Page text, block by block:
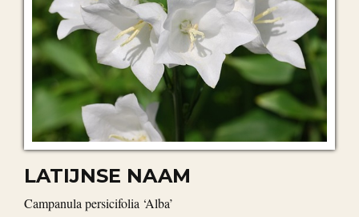
LATIJNSE NAAM
Campanula persicifolia ‘Alba’